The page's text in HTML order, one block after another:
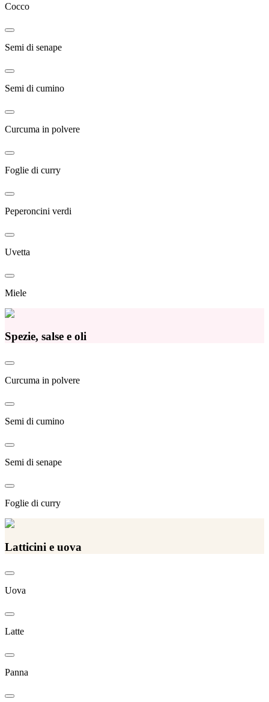
Cocco
Semi di senape
Semi di cumino
Curcuma in polvere
Foglie di curry
Peperoncini verdi
Uvetta
Miele
Spezie, salse e oli
Curcuma in polvere
Semi di cumino
Semi di senape
Foglie di curry
Latticini e uova
Uova
Latte
Panna